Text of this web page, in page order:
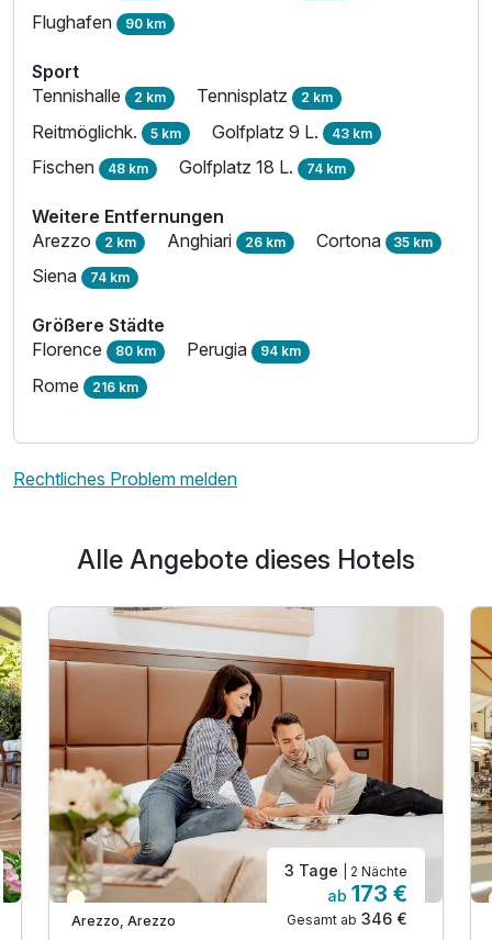
Flughafen 90 km
Sport
Tennishalle 2 km Tennisplatz 2 km
Reitmöglichk. 5 km Golfplatz 9 L. 43 km
Fischen 48 km Golfplatz 18 L. 74 km
Weitere Entfernungen
Arezzo 2 km Anghiari 26 km Cortona 35 km
Siena 74 km
Größere Städte
Florence 80 km Perugia 94 km
Rome 216 km
Rechtliches Problem melden
Alle Angebote dieses Hotels
Teilweise ausgelastet
Arezzo, Arezzo
3 Tage | 2 Nächte
ab 173 €
Gesamt ab 346 €